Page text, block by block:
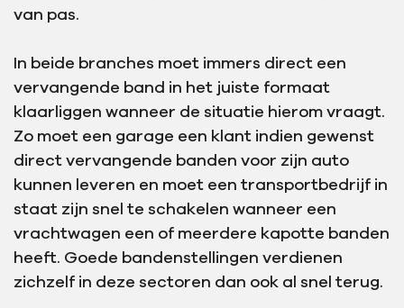
van pas.
In beide branches moet immers direct een
vervangende band in het juiste formaat
klaarliggen wanneer de situatie hierom vraagt.
Zo moet een garage een klant indien gewenst
direct vervangende banden voor zijn auto
kunnen leveren en moet een transportbedrijf in
staat zijn snel te schakelen wanneer een
vrachtwagen een of meerdere kapotte banden
heeft. Goede bandenstellingen verdienen
zichzelf in deze sectoren dan ook al snel terug.